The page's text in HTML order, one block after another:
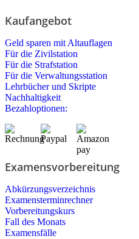
Kaufangebot
Geld sparen mit Altauflagen
Für die Zivilstation
Für die Strafstation
Für die Verwaltungsstation
Lehrbücher und Skripte
Nachhaltigkeit
Bezahloptionen:
Examensvorbereitung
Abkürzungsverzeichnis
Examensterminrechner
Vorbereitungskurs
Fall des Monats
Examensfälle